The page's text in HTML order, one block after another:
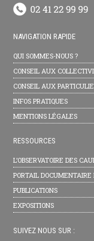
NAVIGATION RAPIDE
QUI SOMMES-NOUS ?
CONSEIL AUX
CONSEIL AUX
INFOS PRATIQUES
MENTIONS LÉGALES
RESSOURCES
L’OBSERVATOIRE DES
PORTAIL DOCUMENTAIRE
PUBLICATIONS
EXPOSITIONS
SUIVEZ NOUS SUR :